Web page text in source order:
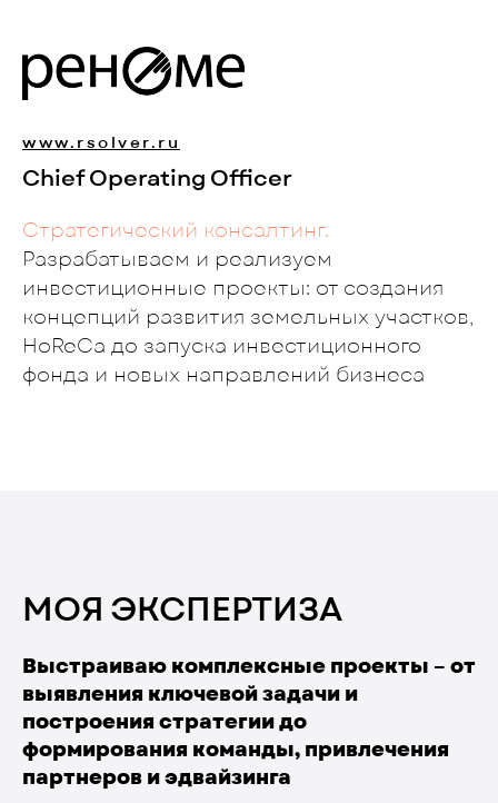
www.rsolver.ru
Chief Operating Officer
Стратегический консалтинг.
Разрабатываем и реализуем
инвестиционные проекты: от создания
концепций развития земельных участков,
HoReCa до запуска инвестиционного
фонда и новых направлений бизнеса
МОЯ ЭКСПЕРТИЗА
Выстраиваю комплексные проекты – от
выявления ключевой задачи и
построения стратегии до
формирования команды, привлечения
партнеров и эдвайзинга